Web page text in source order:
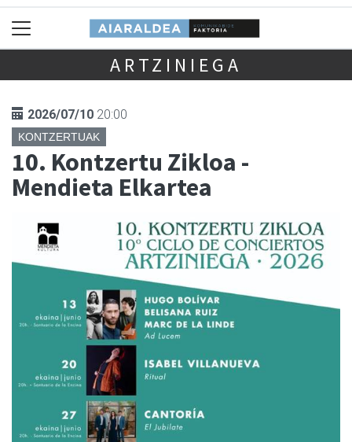
ARTZINIEGA
2026/07/10 20:00
KONTZERTUAK
10. Kontzertu Zikloa -
Mendieta Elkartea